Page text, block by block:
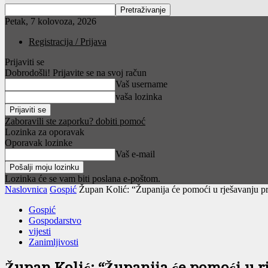
Petak, 7 kolovoza, 2026
Registracija / Prijava
Prijaviti se
Dobrodošli! Prijavite se na svoj račun
Vaš username
vaša lozinka
Zaboravili ste zaporku? dobiti pomoć
Lozinka za oporavak
Oporavak lozinke
Vaš e-mail
Lozinka će se vam biti poslana e-poštom.
Naslovnica Gospić Župan Kolić: “Županija će pomoći u rješavanju
Gospić
Gospodarstvo
vijesti
Zanimljivosti